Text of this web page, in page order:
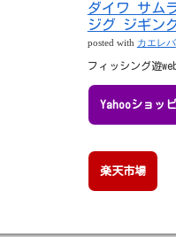
ダイワ サム
ジグ ジギン
posted with カエレバ
フィッシング遊
Yahooショッ
楽天市場